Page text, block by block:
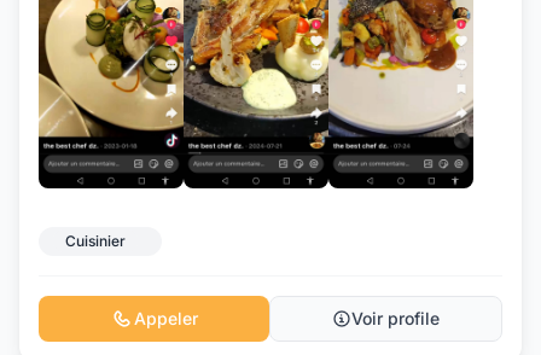
Cuisinier
Appeler Voir profile